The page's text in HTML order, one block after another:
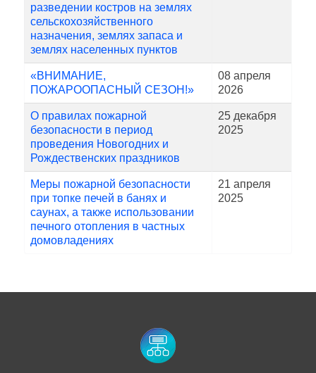
разведении костров на землях
сельскохозяйственного
назначения, землях запаса и
землях населенных пунктов
«ВНИМАНИЕ,
ПОЖАРООПАСНЫЙ СЕЗОН!»
08 апреля
2026
О правилах пожарной
безопасности в период
проведения Новогодних и
Рождественских праздников
25 декабря
2025
Меры пожарной безопасности
при топке печей в банях и
саунах, а также использовании
печного отопления в частных
домовладениях
21 апреля
2025